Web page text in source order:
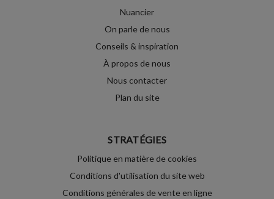
Nuancier
On parle de nous
Conseils & inspiration
À propos de nous
Nous contacter
Plan du site
STRATÉGIES
Politique en matière de cookies
Conditions d'utilisation du site web
Conditions générales de vente en ligne